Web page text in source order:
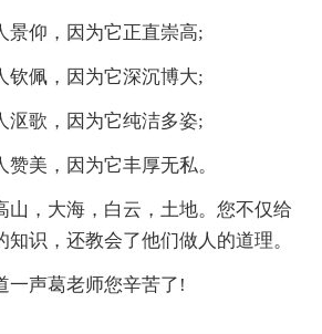
景仰，因为它正直崇高;
钦佩，因为它深沉博大;
沤歌，因为它纯洁多姿;
赞美，因为它丰厚无私。
山，大海，白云，土地。您不仅给
识，还教会了他们做人的道理。
一声葛老师您辛苦了!